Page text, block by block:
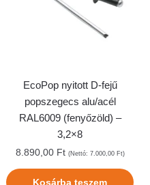
EcoPop nyitott D-fejű
popszegecs alu/acél
RAL6009 (fenyőzöld) –
3,2×8
8.890,00 Ft (Nettó: 7.000,00 Ft)
Kosárba teszem